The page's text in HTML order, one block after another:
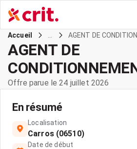
Accueil AGENT DE
AGENT DE
Offre parue le 24 juillet 2026
En résumé
Localisation
Carros (06510)
Date de début